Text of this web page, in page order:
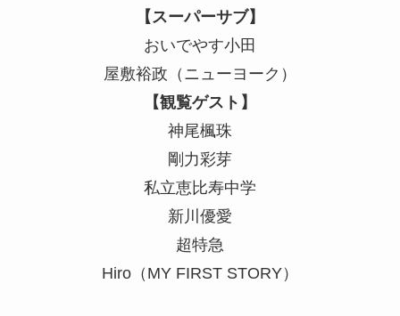
【スーパーサブ】
おいでやす小田
屋敷裕政（ニューヨーク）
【観覧ゲスト】
神尾楓珠
剛力彩芽
私立恵比寿中学
新川優愛
超特急
Hiro（MY FIRST STORY）